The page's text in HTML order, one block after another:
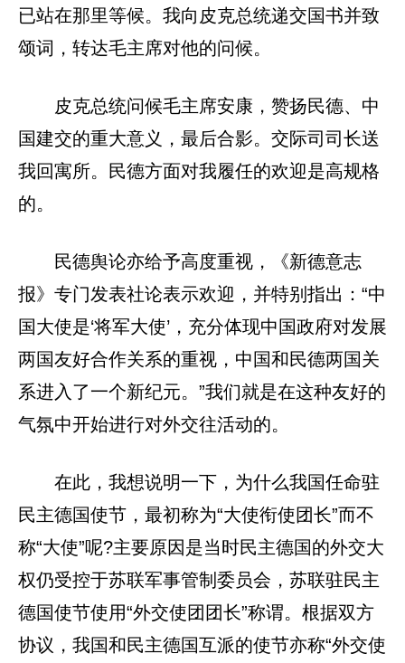
已站在那里等候。我向皮克总统递交国书并致
颂词，转达毛主席对他的问候。
皮克总统问候毛主席安康，赞扬民德、中
国建交的重大意义，最后合影。交际司司长送
我回寓所。民德方面对我履任的欢迎是高规格
的。
民德舆论亦给予高度重视，《新德意志
报》专门发表社论表示欢迎，并特别指出：“中
国大使是‘将军大使’，充分体现中国政府对发展
两国友好合作关系的重视，中国和民德两国关
系进入了一个新纪元。”我们就是在这种友好的
气氛中开始进行对外交往活动的。
在此，我想说明一下，为什么我国任命驻
民主德国使节，最初称为“大使衔使团长”而不
称“大使”呢?主要原因是当时民主德国的外交大
权仍受控于苏联军事管制委员会，苏联驻民主
德国使节使用“外交使团团长”称谓。根据双方
协议，我国和民主德国互派的使节亦称“外交使